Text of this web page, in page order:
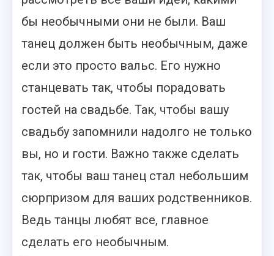
бы необычными они не были. Ваш
танец должен быть необычным, даже
если это просто вальс. Его нужно
станцевать так, чтобы порадовать
гостей на свадьбе. Так, чтобы вашу
свадьбу запомнили надолго не только
вы, но и гости. Важно также сделать
так, чтобы ваш танец стал небольшим
сюрпризом для ваших родственников.
Ведь танцы любят все, главное
сделать его необычным.